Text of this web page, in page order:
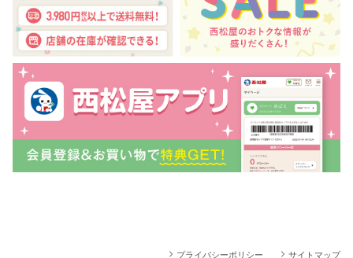
プライバシーポリシー サイトマップ